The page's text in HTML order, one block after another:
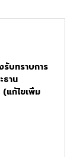
บทราบการ
ธาน
แก้ไขเพิ่ม